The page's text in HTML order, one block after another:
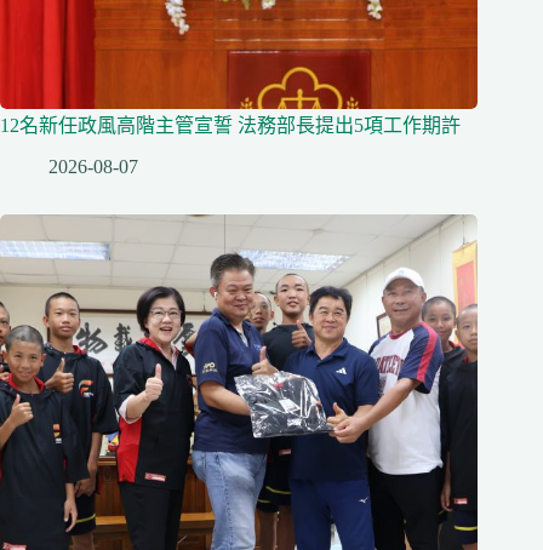
12名新任政風高階主管宣誓 法務部長提出5項工作期許
2026-08-07